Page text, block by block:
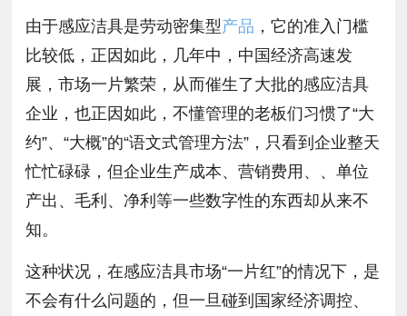
由于感应洁具是劳动密集型产品 ，它的准入门槛
比较低，正因如此，几年中，中国经济高速发
展，市场一片繁荣，从而催生了大批的感应洁具
企业，也正因如此，不懂管理的老板们习惯了“大
约”、“大概”的“语文式管理方法”，只看到企业整天
忙忙碌碌，但企业生产成本、营销费用、、单位
产出、毛利、净利等一些数字性的东西却从来不
知。
这种状况，在感应洁具市场“一片红”的情况下，是
不会有什么问题的，但一旦碰到国家经济调控、